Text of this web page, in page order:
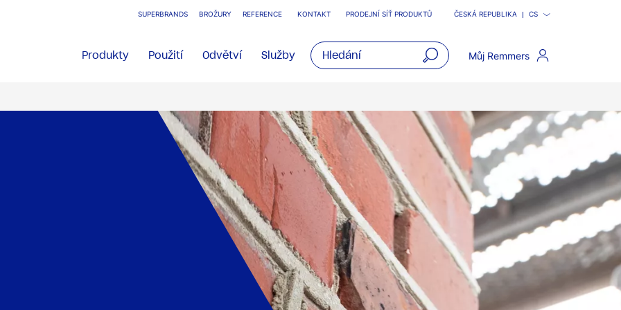
SUPERBRANDS BROŽURY REFERENCE KONTAKT PRODEJNÍ SÍŤ PRODUKTŮ ČESKÁ REPUBLIKA CS
Produkty Použití Odvětví Služby Můj Remmers